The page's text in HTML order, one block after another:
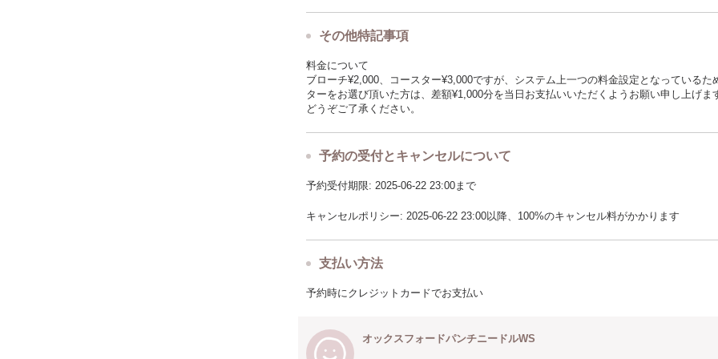
その他特記事項
料金について
ブローチ¥2,000、コースター¥3,000ですが、システム上一つの料金設定となっているた
ターをお選び頂いた方は、差額¥1,000分を当日お支払いいただくようお願い申し上げま
どうぞご了承ください。
予約の受付とキャンセルについて
予約受付期限: 2025-06-22 23:00まで
キャンセルポリシー: 2025-06-22 23:00以降、100%のキャンセル料がかかります
支払い方法
予約時にクレジットカードでお支払い
オックスフォードパンチニードルWS